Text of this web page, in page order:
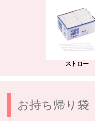
ストロー
お持ち帰り袋